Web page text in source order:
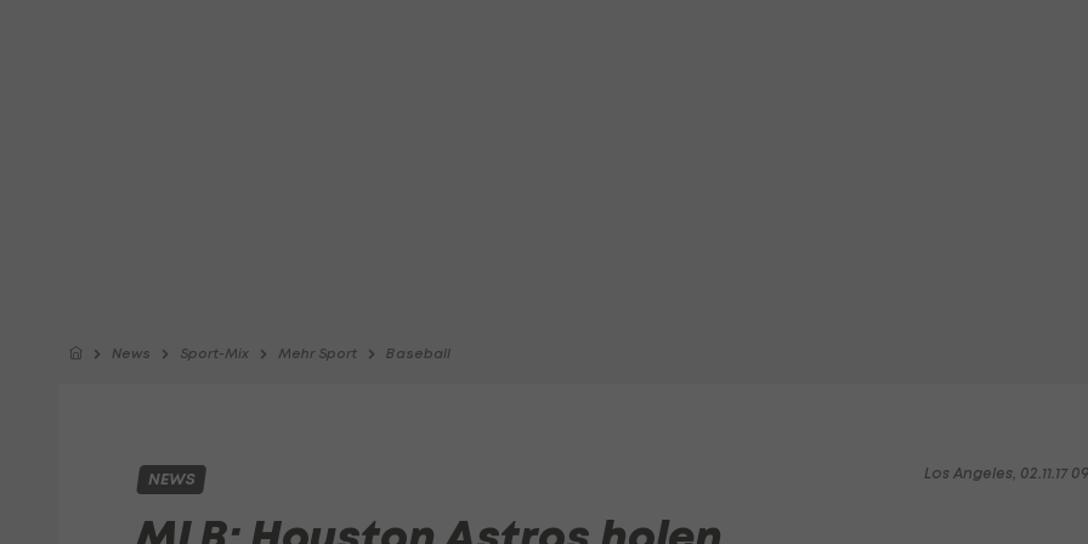
News Sport-Mix Mehr Sport Baseball
Los Angeles, 02.11.17
NEWS